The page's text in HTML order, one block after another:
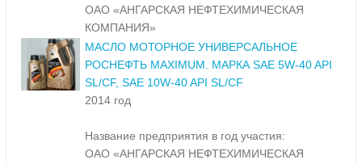
ОАО «АНГАРСКАЯ НЕФТЕХИМИЧЕСКАЯ
КОМПАНИЯ»
МАСЛО МОТОРНОЕ УНИВЕРСАЛЬНОЕ
РОСНЕФТЬ MAXIMUM. МАРКА SAE 5W-40 API
SL/CF, SAE 10W-40 API SL/CF
2014 год
Название предприятия в год участия:
ОАО «АНГАРСКАЯ НЕФТЕХИМИЧЕСКАЯ